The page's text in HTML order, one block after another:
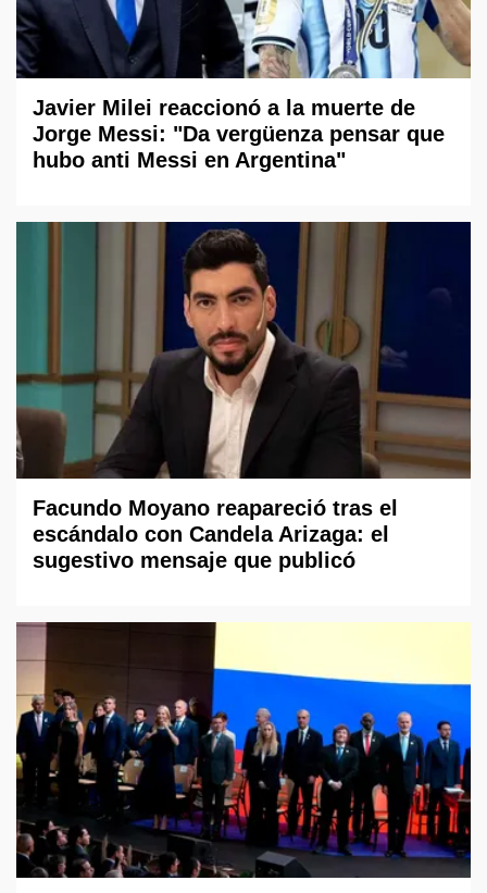
Javier Milei reaccionó a la muerte de
Jorge Messi: "Da vergüenza pensar que
hubo anti Messi en Argentina"
Facundo Moyano reapareció tras el
escándalo con Candela Arizaga: el
sugestivo mensaje que publicó